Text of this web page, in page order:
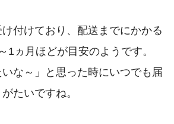
付けており、配送までにかかる
1ヵ月ほどが目安のようです。
いな～」と思った時にいつでも届
たいですね。